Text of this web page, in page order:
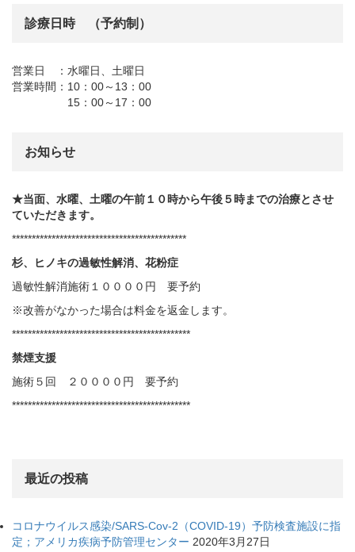
診療日時 （予約制）
営業日 ：水曜日、土曜日
営業時間：10：00～13：00
15：00～17：00
お知らせ
★当面、水曜、土曜の午前１０時から午後５時までの治療とさせ
ていただきます。
********************************************
杉、ヒノキの過敏性解消、花粉症
過敏性解消施術１００００円 要予約
※改善がなかった場合は料金を返金します。
*********************************************
禁煙支援
施術５回 ２００００円 要予約
*********************************************
最近の投稿
コロナウイルス感染/SARS-Cov-2（COVID-19）予防検査施設に指
定；アメリカ疾病予防管理センター 2020年3月27日